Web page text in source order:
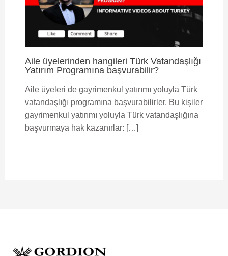
Aile üyelerinden hangileri Türk Vatandaşlığı
Yatırım Programına başvurabilir?
Aile üyeleri de gayrimenkul yatırımı yoluyla Türk
vatandaşlığı programına başvurabilirler. Bu kişiler
gayrimenkul yatırımı yoluyla Türk vatandaşlığına
başvurmaya hak kazanırlar: […]